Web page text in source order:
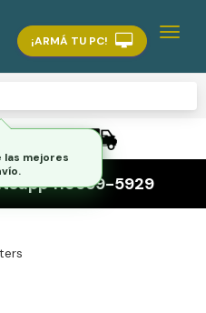
¡ARMÁ TU PC!
EL PAÍS
116559-5929
mejores